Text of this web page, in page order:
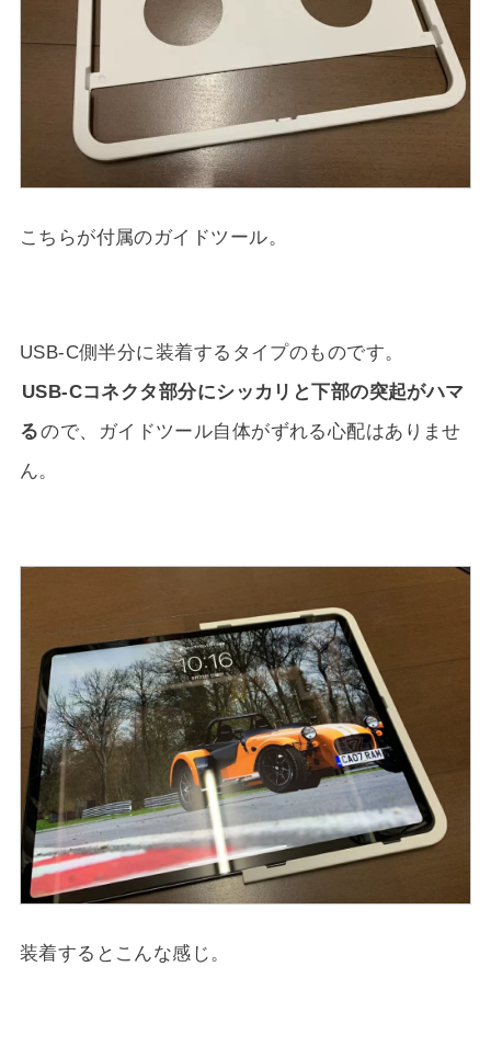
こちらが付属のガイドツール。
USB-C側半分に装着するタイプのものです。
USB-Cコネクタ部分にシッカリと下部の突起がハマ
るので、ガイドツール自体がずれる心配はありませ
ん。
装着するとこんな感じ。